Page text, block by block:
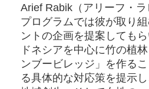
Arief Rabik（アリーフ・
プログラムでは彼が取り
ントの企画を提案しても
ドネシアを中心に竹の植
ンブービレッジ」を作る
る具体的な対応策を提示